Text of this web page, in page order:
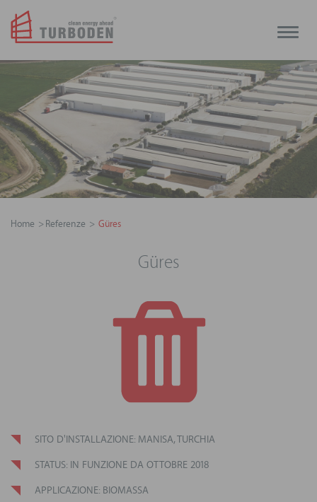
Toggle
Home Referenze Güres
Güres
SITO D'INSTALLAZIONE: MANISA, TURCHIA
STATUS: IN FUNZIONE DA OTTOBRE 2018
APPLICAZIONE: BIOMASSA